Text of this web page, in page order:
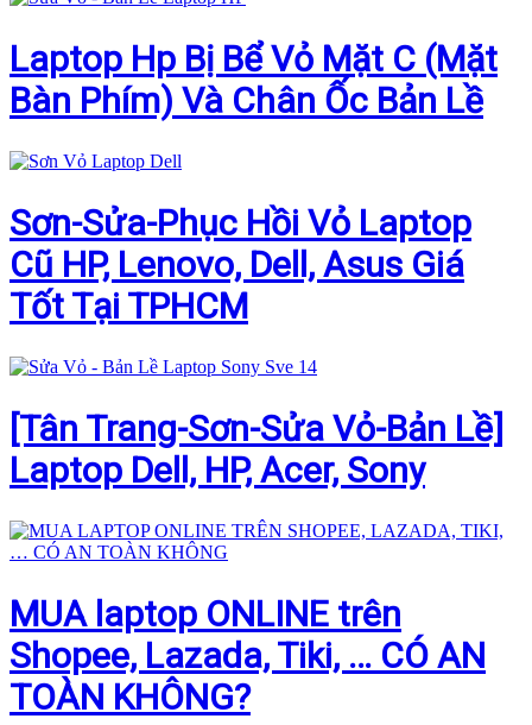
Laptop Hp Bị Bể Vỏ Mặt C (Mặt
Bàn Phím) Và Chân Ốc Bản Lề
Sơn-Sửa-Phục Hồi Vỏ Laptop
Cũ HP, Lenovo, Dell, Asus Giá
Tốt Tại TPHCM
[Tân Trang-Sơn-Sửa Vỏ-Bản Lề]
Laptop Dell, HP, Acer, Sony
MUA laptop ONLINE trên
Shopee, Lazada, Tiki, … CÓ AN
TOÀN KHÔNG?